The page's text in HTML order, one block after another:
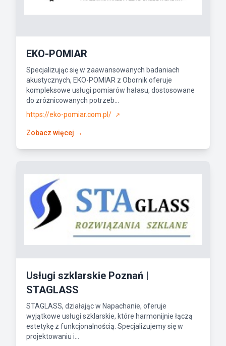
EKO-POMIAR
Specjalizując się w zaawansowanych badaniach
akustycznych, EKO-POMIAR z Obornik oferuje
kompleksowe usługi pomiarów hałasu, dostosowane
do zróżnicowanych potrzeb...
https://eko-pomiar.com.pl/
↗
Zobacz więcej →
Usługi szklarskie Poznań |
STAGLASS
STAGLASS, działając w Napachanie, oferuje
wyjątkowe usługi szklarskie, które harmonijnie łączą
estetykę z funkcjonalnością. Specjalizujemy się w
projektowaniu i...